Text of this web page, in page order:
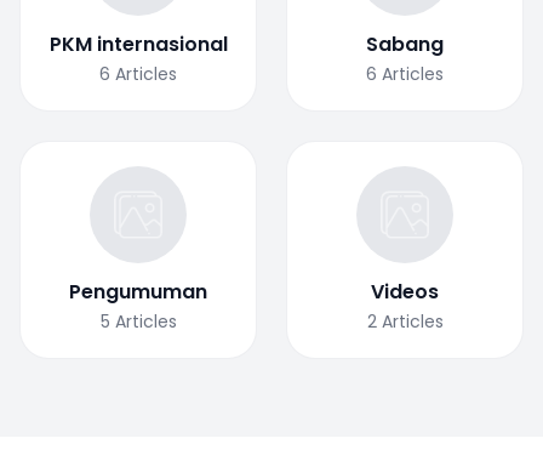
PKM internasional
6 Articles
Sabang
6 Articles
Pengumuman
5 Articles
Videos
2 Articles